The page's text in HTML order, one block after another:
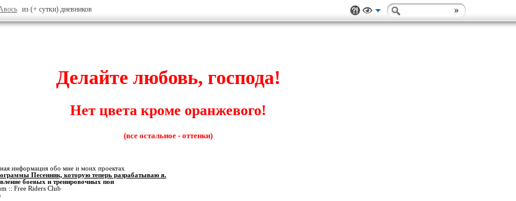
из (+ сутки) дневников
Делайте любовь, господа!
Нет цвета кроме оранжевого!
(все остальное - оттенки)
информация обо мне и моих проектах
Песенник, которую теперь разрабатываю я.
боевых и тренировочных пои
:: Free Riders Club